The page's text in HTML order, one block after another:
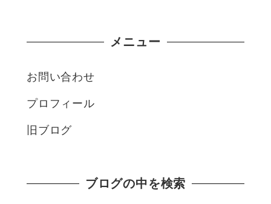
メニュー
お問い合わせ
プロフィール
旧ブログ
ブログの中を検索